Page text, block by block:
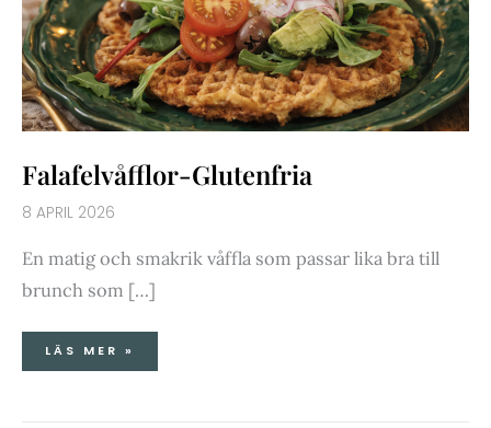
Falafelvåfflor-Glutenfria
8 APRIL 2026
En matig och smakrik våffla som passar lika bra till
brunch som […]
LÄS MER »